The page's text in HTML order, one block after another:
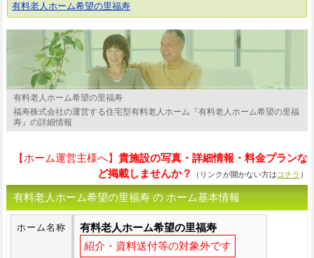
有料老人ホーム希望の里福寿
有料老人ホーム希望の里福寿
福寿株式会社の運営する住宅型有料老人ホーム『有料老人ホーム希望の里福
寿』の詳細情報
【ホーム運営主様へ】貴施設の写真・詳細情報・料金プランな
ど掲載しませんか？
（リンクが開かない方は コチラ ）
有料老人ホーム希望の里福寿 の ホーム基本情報
ホーム名称
有料老人ホーム希望の里福寿
紹介・資料送付等の対象外です